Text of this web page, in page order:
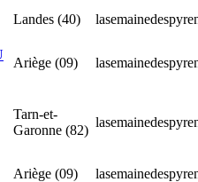
Landes (40)
Ariège (09)
Tarn-et-
Garonne (82)
Ariège (09)